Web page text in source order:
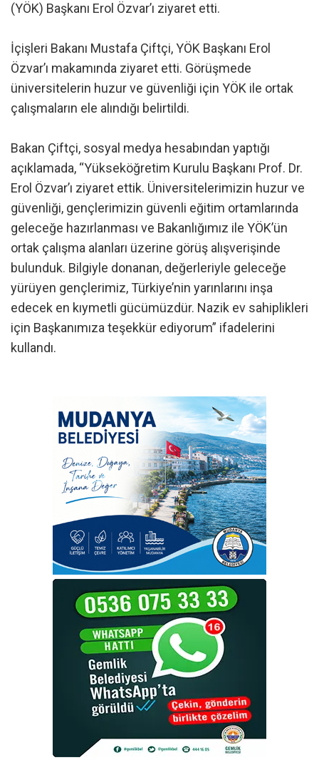
(YÖK) Başkanı Erol Özvar’ı ziyaret etti.
İçişleri Bakanı Mustafa Çiftçi, YÖK Başkanı Erol
Özvar’ı makamında ziyaret etti. Görüşmede
üniversitelerin huzur ve güvenliği için YÖK ile ortak
çalışmaların ele alındığı belirtildi.
Bakan Çiftçi, sosyal medya hesabından yaptığı
açıklamada, “Yükseköğretim Kurulu Başkanı Prof. Dr.
Erol Özvar’ı ziyaret ettik. Üniversitelerimizin huzur ve
güvenliği, gençlerimizin güvenli eğitim ortamlarında
geleceğe hazırlanması ve Bakanlığımız ile YÖK’ün
ortak çalışma alanları üzerine görüş alışverişinde
bulunduk. Bilgiyle donanan, değerleriyle geleceğe
yürüyen gençlerimiz, Türkiye’nin yarınlarını inşa
edecek en kıymetli gücümüzdür. Nazik ev sahiplikleri
için Başkanımıza teşekkür ediyorum” ifadelerini
kullandı.